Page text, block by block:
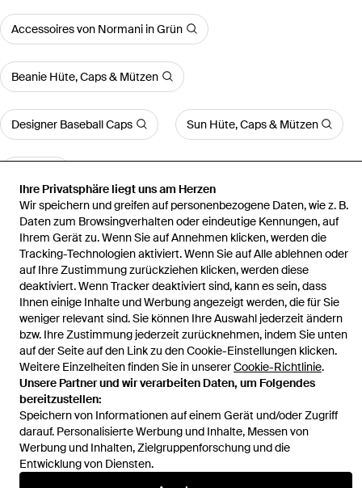
Ihre Privatsphäre liegt uns am Herzen
Wir speichern und greifen auf personenbezogene Daten, wie z. B.
Daten zum Browsingverhalten oder eindeutige Kennungen, auf
Ihrem Gerät zu. Wenn Sie auf Annehmen klicken, werden die
Tracking-Technologien aktiviert. Wenn Sie auf Alle ablehnen oder
auf Ihre Zustimmung zurückziehen klicken, werden diese
deaktiviert. Wenn Tracker deaktiviert sind, kann es sein, dass
Ihnen einige Inhalte und Werbung angezeigt werden, die für Sie
weniger relevant sind. Sie können Ihre Auswahl jederzeit ändern
bzw. Ihre Zustimmung jederzeit zurücknehmen, indem Sie unten
auf der Seite auf den Link zu den Cookie-Einstellungen klicken.
Weitere Einzelheiten finden Sie in unsererCookie-Richtlinie.
Unsere Partner und wir verarbeiten Daten, um Folgendes
bereitzustellen:
Speichern von Informationen auf einem Gerät und/oder Zugriff
darauf. Personalisierte Werbung und Inhalte, Messen von
Werbung und Inhalten, Zielgruppenforschung und die
Entwicklung von Diensten.
Accessoires von Normani in Grün
Beanie Hüte, Caps & Mützen
Designer Baseball Caps Sun Hüte, Caps & Mützen
Mehr anzeigen
Startseite Damen Mützen, Hüte & Caps Cap ' suno '
Hilfe und Informationen